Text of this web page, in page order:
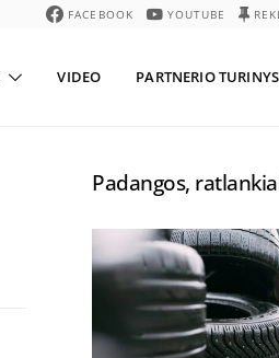
FACEBOOK YOUTUBE
VIDEO PARTNERIO TURINYS
Padangos,